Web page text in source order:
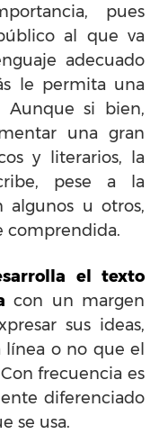
pues
al que va
adecuado
le permita una
Aunque si bien,
una gran
y literarios, la
pese a la
u otros,
comprendida.
el texto
con un margen
sus ideas,
o no que el
frecuencia es
diferenciado
se usa.